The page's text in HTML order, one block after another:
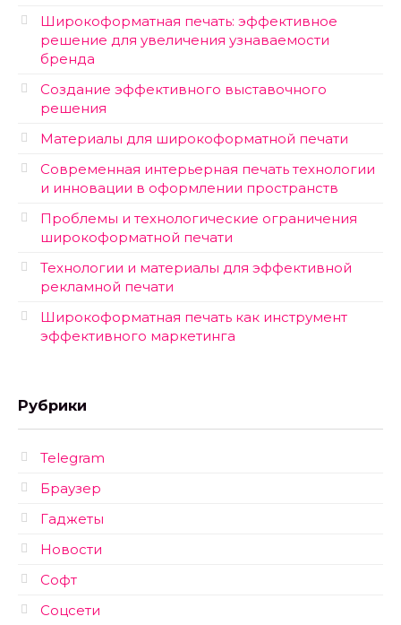
Широкоформатная печать: эффективное
решение для увеличения узнаваемости
бренда
Создание эффективного выставочного
решения
Материалы для широкоформатной печати
Современная интерьерная печать технологии
и инновации в оформлении пространств
Проблемы и технологические ограничения
широкоформатной печати
Технологии и материалы для эффективной
рекламной печати
Широкоформатная печать как инструмент
эффективного маркетинга
Рубрики
Telegram
Браузер
Гаджеты
Новости
Софт
Соцсети